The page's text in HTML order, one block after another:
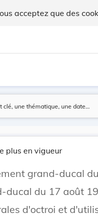
acceptez que des
plus en vigueur
grand-ducal
ducal du 17 août
d'octroi et